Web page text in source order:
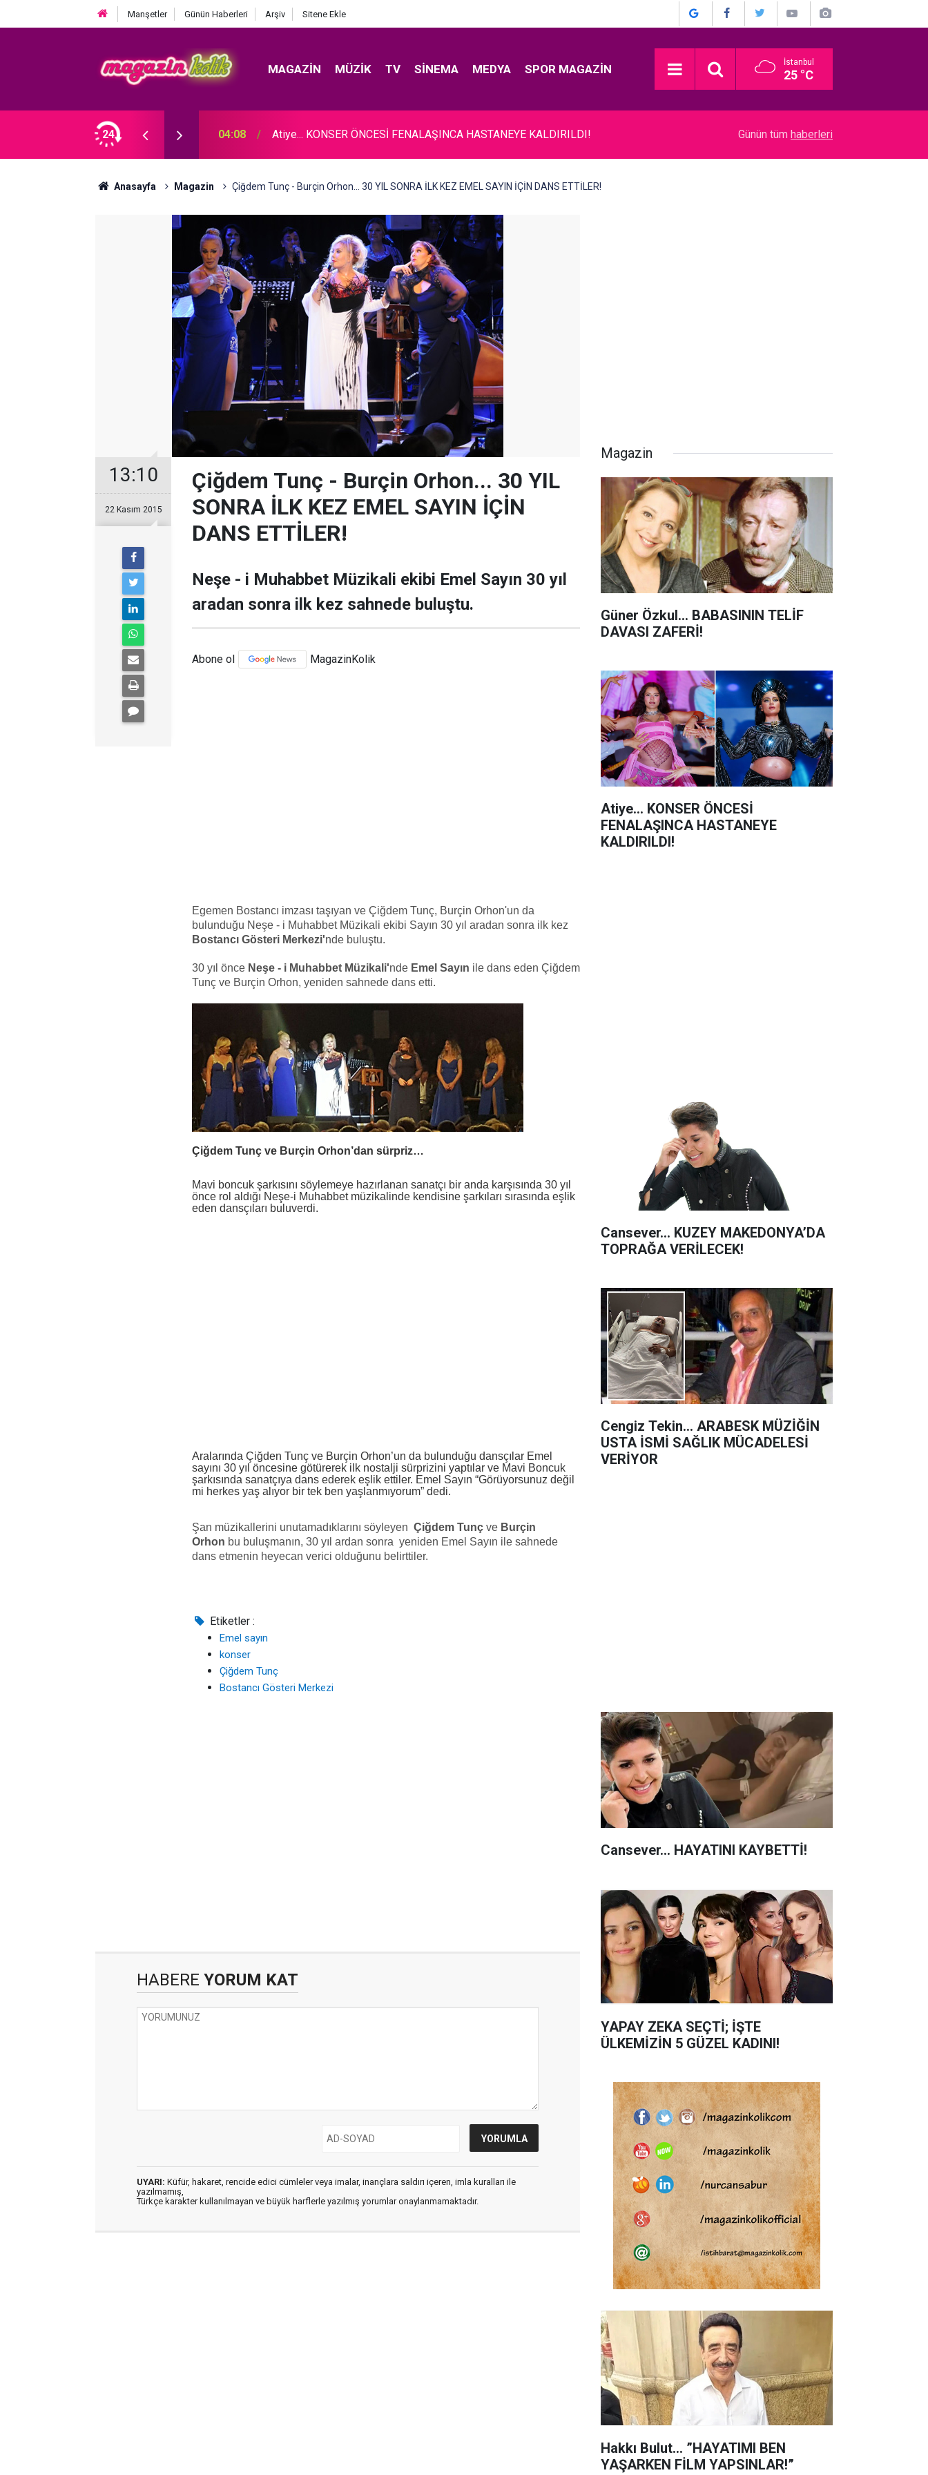
Manşetler Günün Haberleri Arşiv Sitene Ekle
MAGAZIN MÜZIK TV SINEMA MEDYA SPOR MAGAZIN İstanbul
25 °C
24 04:08 Atiye... KONSER ÖNCESİ FENALAŞINCA HASTANEYE KALDIRILDI! Rihanna… 10 YIL SONRA YENİ ALBÜM İÇİN
Günün tüm haberleri
Anasayfa Magazin Çiğdem Tunç - Burçin Orhon... 30 YIL SONRA İLK KEZ EMEL SAYIN İÇİN DANS ETTİLER!
13:10
22 Kasım 2015
Çiğdem Tunç - Burçin Orhon... 30 YIL
SONRA İLK KEZ EMEL SAYIN İÇİN
DANS ETTİLER!
Neşe - i Muhabbet Müzikali ekibi Emel Sayın 30 yıl
aradan sonra ilk kez sahnede buluştu.
Abone ol MagazinKolik
Egemen Bostancı imzası taşıyan ve Çiğdem Tunç, Burçin Orhon'un da
bulunduğu Neşe - i Muhabbet Müzikali ekibi Sayın 30 yıl aradan sonra ilk kez
Bostancı Gösteri Merkezi'nde buluştu.
30 yıl önce Neşe - i Muhabbet Müzikali'nde Emel Sayın ile dans eden Çiğdem
Tunç ve Burçin Orhon, yeniden sahnede dans etti.
Çiğdem Tunç ve Burçin Orhon’dan sürpriz…
Mavi boncuk şarkısını söylemeye hazırlanan sanatçı bir anda karşısında 30 yıl
önce rol aldığı Neşe-i Muhabbet müzikalinde kendisine şarkıları sırasında eşlik
eden dansçıları buluverdi.
Aralarında Çiğden Tunç ve Burçin Orhon’un da bulunduğu dansçılar Emel
sayını 30 yıl öncesine götürerek ilk nostalji sürprizini yaptılar ve Mavi Boncuk
şarkısında sanatçıya dans ederek eşlik ettiler. Emel Sayın “Görüyorsunuz değil
mi herkes yaş alıyor bir tek ben yaşlanmıyorum” dedi.
Şan müzikallerini unutamadıklarını söyleyen Çiğdem Tunç ve Burçin
Orhon bu buluşmanın, 30 yıl ardan sonra yeniden Emel Sayın ile sahnede
dans etmenin heyecan verici olduğunu belirttiler.
Etiketler :
Emel sayın
konser
Çiğdem Tunç
Bostancı Gösteri Merkezi
HABERE YORUM KAT
UYARI: Küfür, hakaret, rencide edici cümleler veya imalar, inançlara saldırı içeren, imla kuralları ile
yazılmamış,
Türkçe karakter kullanılmayan ve büyük harflerle yazılmış yorumlar onaylanmamaktadır.
Magazin
Güner Özkul... BABASININ TELİF
DAVASI ZAFERİ!
Atiye... KONSER ÖNCESİ
FENALAŞINCA HASTANEYE
KALDIRILDI!
Cansever… KUZEY MAKEDONYA’DA
TOPRAĞA VERİLECEK!
Cengiz Tekin… ARABESK MÜZİĞİN
USTA İSMİ SAĞLIK MÜCADELESİ
VERİYOR
Cansever... HAYATINI KAYBETTİ!
YAPAY ZEKA SEÇTİ; İŞTE
ÜLKEMİZİN 5 GÜZEL KADINI!
Hakkı Bulut... ”HAYATIMI BEN
YAŞARKEN FİLM YAPSINLAR!”